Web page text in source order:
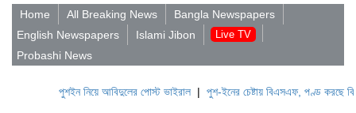
Home All Breaking News
Bangla Newspapers
English Newspapers
Islami Jibon Live TV
Probashi News
পুশইন নিয়ে আবিদুলের পোস্ট ভাইরাল|পুশ-ইনের চেষ্টায় বিএসএফ, পণ্ড করছে বিজিবি |